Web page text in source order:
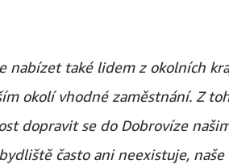
nabízet také lidem z okolních
okolí vhodné zaměstnání. Z
dopravit se do Dobrovíze
často ani neexistuje,